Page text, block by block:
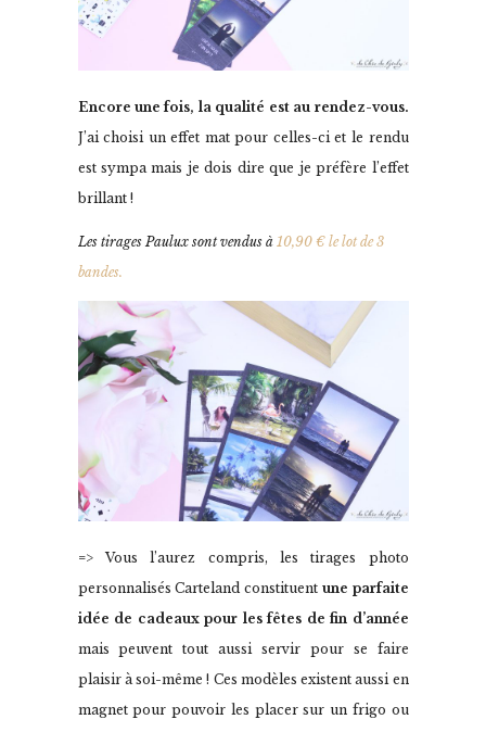
Encore une fois, la qualité est au rendez-vous.
J’ai choisi un effet mat pour celles-ci et le rendu
est sympa mais je dois dire que je préfère l’effet
brillant !
Les tirages Paulux sont vendus à 10,90 € le lot de 3
bandes.
=> Vous l’aurez compris, les tirages photo
personnalisés Carteland constituent une parfaite
idée de cadeaux pour les fêtes de fin d’année
mais peuvent tout aussi servir pour se faire
plaisir à soi-même ! Ces modèles existent aussi en
magnet pour pouvoir les placer sur un frigo ou